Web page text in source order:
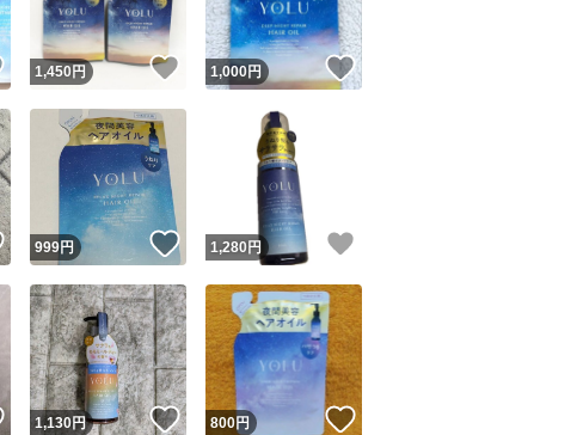
ユーザーの実績について
Yahoo!フリマが定めた一定の基準を満たしたユーザーにバッジを付与してい
安心取引出品者
安心取引出品者 Yahoo!フリマの基準をクリアした安心・安全なユーザー
取引実績
取引実績◯+ このユーザーはYahoo!フリマの取引を完了させた実績が
他フリマ実績◯+ このユーザーは他フリマサービスでの取引実績があります
この商品の情報をコピーします
商品画像の 無断転載は禁止されています
コピーは1商品につき1回 です
出品ページへ
いいね！
1,450 円 いいね！
1,000円 いいね！
いいね！
999円 いいね！
1,280 円
いいね！
1,130円 いいね！
800円 いいね！